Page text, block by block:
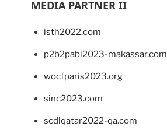
MEDIA PARTNER II
isth2022.com
p2b2pabi2023-makassar.com
wocfparis2023.org
sinc2023.com
scdlqatar2022-qa.com